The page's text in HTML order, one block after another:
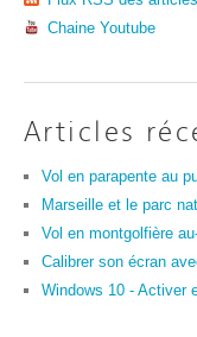
Chaine Youtube
Articles
Vol en parapente au
Marseille et le parc
Vol en montgolfière
Calibrer son écran
Windows 10 - Activer